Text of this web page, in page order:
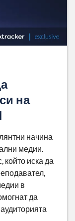
на
начина
медии.
който иска да
в
да